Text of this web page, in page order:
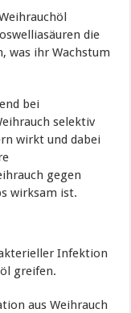
die
was ihr Wachstum
bei
selektiv
wirkt und dabei
gegen
wirksam ist.
Infektion
greifen.
aus Weihrauch